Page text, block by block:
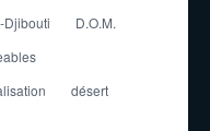
Djibouti
D.O.M.
désert